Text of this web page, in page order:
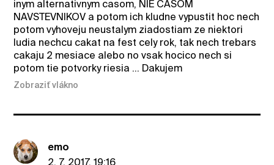
inym alternativnym casom, NIE CASOM
NAVSTEVNIKOV a potom ich kludne vypustit hoc nech
potom vyhoveju neustalym ziadostiam ze niektori
ludia nechcu cakat na fest cely rok, tak nech trebars
cakaju 2 mesiace alebo no vsak hocico nech si
potom tie potvorky riesia ... Dakujem
Zobraziť vlákno
emo
2. 7. 2017, 19:16